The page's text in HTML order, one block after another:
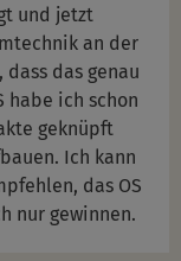
und jetzt
an der
das genau
habe ich schon
geknüpft
Ich kann
das OS
nur gewinnen.